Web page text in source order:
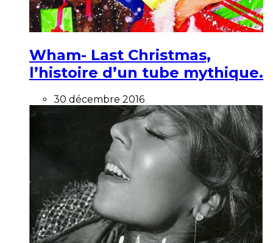
Wham- Last Christmas,
l’histoire d’un tube mythique.
30 décembre 2016